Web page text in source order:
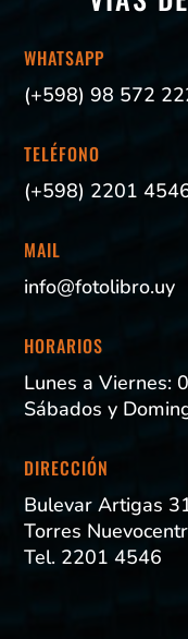
WHATSAPP
(+598) 98 572
TELÉFONO
(+598) 2201
MAIL
info@fotolibro.uy
HORARIOS
Lunes a Viernes:
Sábados y
DIRECCIÓN
Bulevar Artigas
Torres
Tel. 2201 4546